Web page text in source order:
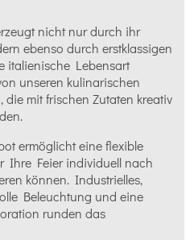
nicht nur durch ihr
ebenso durch erstklassigen
italienische Lebensart
unseren kulinarischen
die mit frischen Zutaten kreativ
ermöglicht eine flexible
Ihre Feier individuell nach
können. Industrielles,
Beleuchtung und eine
runden das